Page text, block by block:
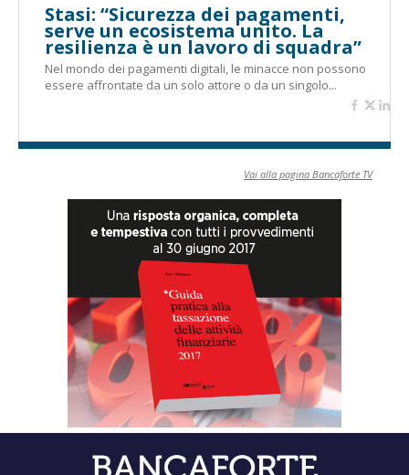
Stasi: “Sicurezza dei pagamenti,
serve un ecosistema unito. La
resilienza è un lavoro di squadra”
Nel mondo dei pagamenti digitali, le minacce non possono
essere affrontate da un solo attore o da un singolo...
Vai alla pagina Bancaforte TV